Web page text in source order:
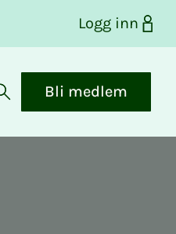
Logg inn
Åpne søk
Bli medlem